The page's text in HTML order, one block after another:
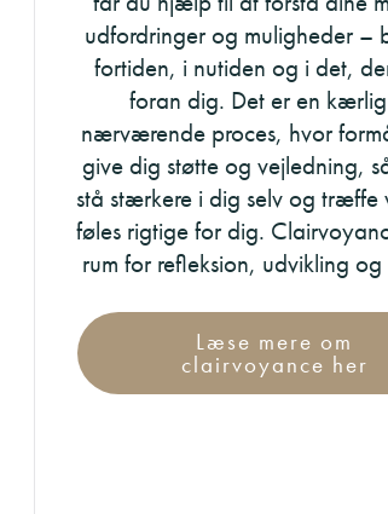
udfordringer og muligheder –
fortiden, i nutiden og i det,
foran dig. Det er en
nærværende proces, hvor
give dig støtte og vejledning,
stå stærkere i dig selv og træffe
føles rigtige for dig.
rum for refleksion, udvikling og
Læse mere om
clairvoyance her